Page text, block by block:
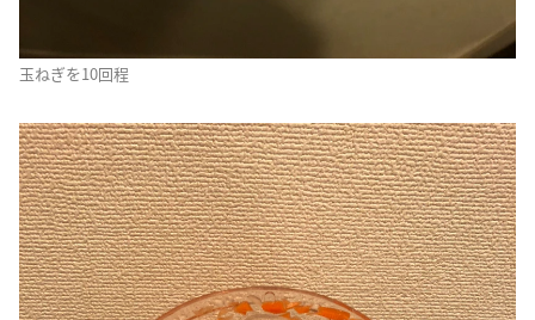
玉ねぎを10回程